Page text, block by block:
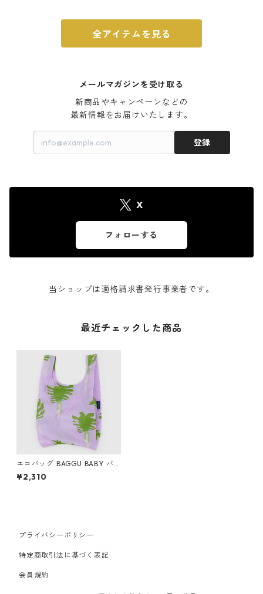
全アイテムを見る
メールマガジンを受け取る
新商品やキャンペーンなどの
最新情報をお届けいたします。
登録
X
フォローする
当ショップは適格請求書発行事業者です。
最近チェックした商品
エコバッグ BAGGU BABY バ
グー ベビーバグゥ ダイコン
¥2,310
プライバシーポリシー
特定商取引法に基づく表記
会員規約